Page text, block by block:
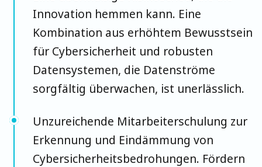
Innovation hemmen kann. Eine
Kombination aus erhöhtem Bewusstsein
für Cybersicherheit und robusten
Datensystemen, die Datenströme
sorgfältig überwachen, ist unerlässlich.
Unzureichende Mitarbeiterschulung zur
Erkennung und Eindämmung von
Cybersicherheitsbedrohungen. Fördern